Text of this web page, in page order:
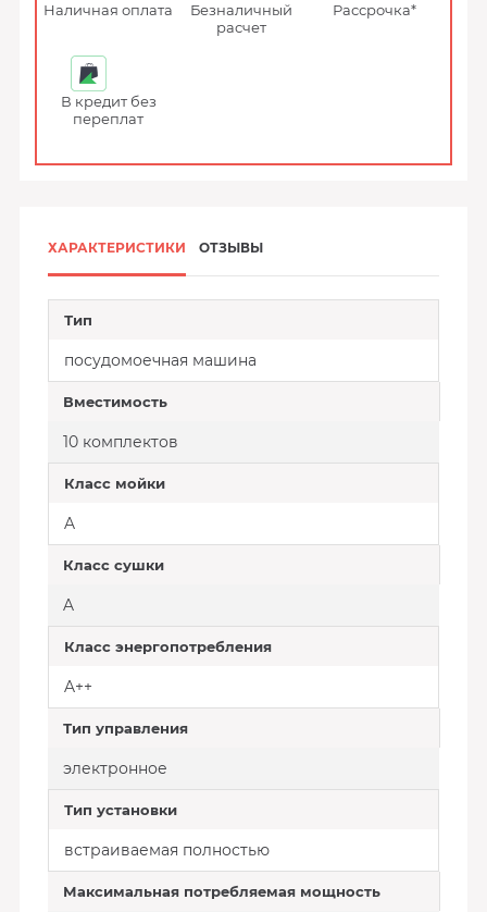
Наличная оплата
Безналичный
расчет
Рассрочка*
В кредит без
переплат
ХАРАКТЕРИСТИКИ ОТЗЫВЫ
Тип
посудомоечная машина
Вместимость
10 комплектов
Класс мойки
A
Класс сушки
A
Класс энергопотребления
A++
Тип управления
электронное
Тип установки
встраиваемая полностью
Максимальная потребляемая мощность